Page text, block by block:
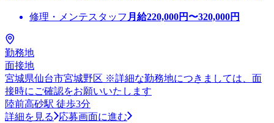
修理・メンテスタッフ 月給220,000円〜320,000円
勤務地
面接地
宮城県仙台市宮城野区 ※詳細な勤務地につきましては、面
接時にご確認をお願いいたします
陸前高砂駅 徒歩3分
詳細を見る
応募画面に進む